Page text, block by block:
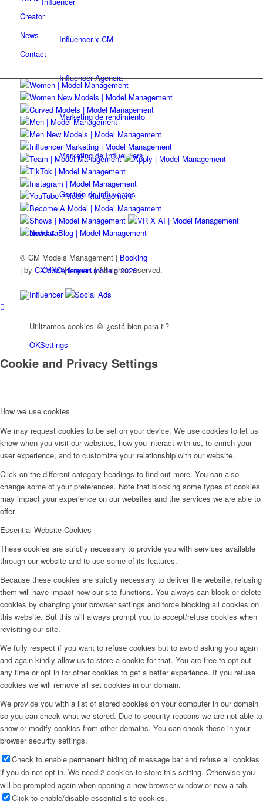
Influencer x CM
Influencer Agencia
Marketing de rendimiento
Marketing de Influencers
Gestión de influyentes
Candidatar
Conviértete en modelo 2026
Modelo Podcast
Reserva
News
Contacto
x Instagram
x TikTok
x YouTube
Creator
News
Contact
© CM Models Management | Booking
| by CXMXO|Imprint| All rights reserved.
Influencer Social Ads
Utilizamos cookies 🍪 ¿está bien para ti?
OKSettings
Cookie and Privacy Settings
How we use cookies
We may request cookies to be set on your device. We use cookies to let us
know when you visit our websites, how you interact with us, to enrich your
user experience, and to customize your relationship with our website.
Click on the different category headings to find out more. You can also
change some of your preferences. Note that blocking some types of cookies
may impact your experience on our websites and the services we are able to
offer.
Essential Website Cookies
These cookies are strictly necessary to provide you with services available
through our website and to use some of its features.
Because these cookies are strictly necessary to deliver the website, refusing
them will have impact how our site functions. You always can block or delete
cookies by changing your browser settings and force blocking all cookies on
this website. But this will always prompt you to accept/refuse cookies when
revisiting our site.
We fully respect if you want to refuse cookies but to avoid asking you again
and again kindly allow us to store a cookie for that. You are free to opt out
any time or opt in for other cookies to get a better experience. If you refuse
cookies we will remove all set cookies in our domain.
We provide you with a list of stored cookies on your computer in our domain
so you can check what we stored. Due to security reasons we are not able to
show or modify cookies from other domains. You can check these in your
browser security settings.
Check to enable permanent hiding of message bar and refuse all cookies
if you do not opt in. We need 2 cookies to store this setting. Otherwise you
will be prompted again when opening a new browser window or new a tab.
Click to enable/disable essential site cookies.